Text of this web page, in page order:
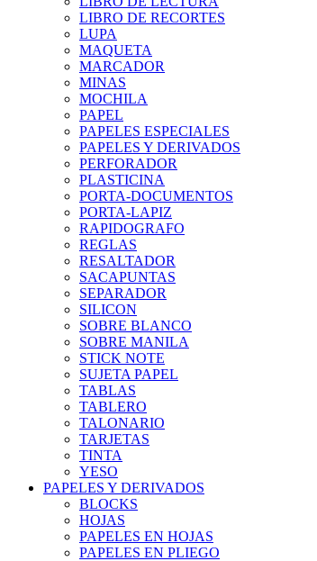
LIBRO DE RECORTES
LUPA
MAQUETA
MARCADOR
MINAS
MOCHILA
PAPEL
PAPELES ESPECIALES
PAPELES Y DERIVADOS
PERFORADOR
PLASTICINA
PORTA-DOCUMENTOS
PORTA-LAPIZ
RAPIDOGRAFO
REGLAS
RESALTADOR
SACAPUNTAS
SEPARADOR
SILICON
SOBRE BLANCO
SOBRE MANILA
STICK NOTE
SUJETA PAPEL
TABLAS
TABLERO
TALONARIO
TARJETAS
TINTA
YESO
PAPELES Y DERIVADOS
BLOCKS
HOJAS
PAPELES EN HOJAS
PAPELES EN PLIEGO